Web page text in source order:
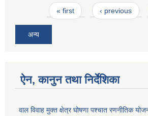
Pages« first ‹ previous
अन्य
ऐन, कानुन तथा निर्देशिका
वाल विवाह मुक्त क्षेत्र घोषणा पश्चात रणनीतिक